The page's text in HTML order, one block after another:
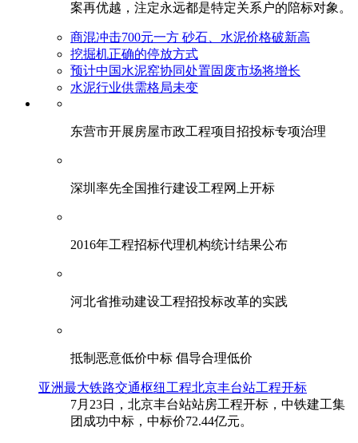
案再优越，注定永远都是特定关系户的陪标对象。
商混冲击700元一方 砂石、水泥价格破新高
挖掘机正确的停放方式
预计中国水泥窑协同处置固废市场将增长
水泥行业供需格局未变
东营市开展房屋市政工程项目招投标专项治理
深圳率先全国推行建设工程网上开标
2016年工程招标代理机构统计结果公布
河北省推动建设工程招投标改革的实践
抵制恶意低价中标 倡导合理低价
亚洲最大铁路交通枢纽工程北京丰台站工程开标
7月23日，北京丰台站站房工程开标，中铁建工集
团成功中标，中标价72.44亿元。